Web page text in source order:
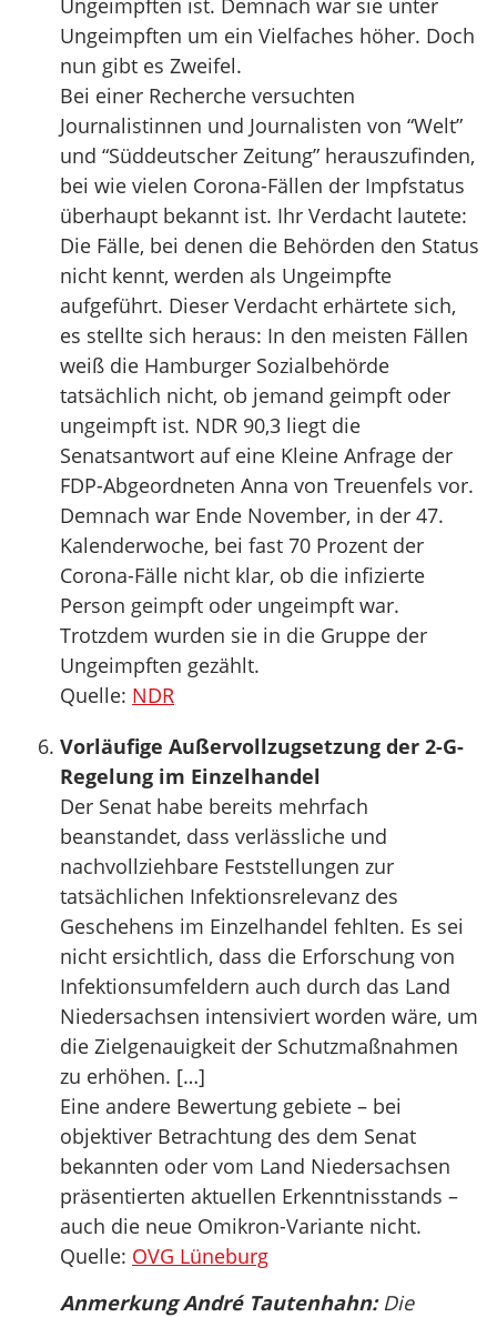
Ungeimpften ist. Demnach war sie unter
Ungeimpften um ein Vielfaches höher. Doch
nun gibt es Zweifel.
Bei einer Recherche versuchten
Journalistinnen und Journalisten von “Welt”
und “Süddeutscher Zeitung” herauszufinden,
bei wie vielen Corona-Fällen der Impfstatus
überhaupt bekannt ist. Ihr Verdacht lautete:
Die Fälle, bei denen die Behörden den Status
nicht kennt, werden als Ungeimpfte
aufgeführt. Dieser Verdacht erhärtete sich,
es stellte sich heraus: In den meisten Fällen
weiß die Hamburger Sozialbehörde
tatsächlich nicht, ob jemand geimpft oder
ungeimpft ist. NDR 90,3 liegt die
Senatsantwort auf eine Kleine Anfrage der
FDP-Abgeordneten Anna von Treuenfels vor.
Demnach war Ende November, in der 47.
Kalenderwoche, bei fast 70 Prozent der
Corona-Fälle nicht klar, ob die infizierte
Person geimpft oder ungeimpft war.
Trotzdem wurden sie in die Gruppe der
Ungeimpften gezählt.
Quelle: NDR
Vorläufige Außervollzugsetzung der 2-G-
Regelung im Einzelhandel
Der Senat habe bereits mehrfach
beanstandet, dass verlässliche und
nachvollziehbare Feststellungen zur
tatsächlichen Infektionsrelevanz des
Geschehens im Einzelhandel fehlten. Es sei
nicht ersichtlich, dass die Erforschung von
Infektionsumfeldern auch durch das Land
Niedersachsen intensiviert worden wäre, um
die Zielgenauigkeit der Schutzmaßnahmen
zu erhöhen. […]
Eine andere Bewertung gebiete – bei
objektiver Betrachtung des dem Senat
bekannten oder vom Land Niedersachsen
präsentierten aktuellen Erkenntnisstands –
auch die neue Omikron-Variante nicht.
Quelle: OVG Lüneburg
Anmerkung André Tautenhahn:Die